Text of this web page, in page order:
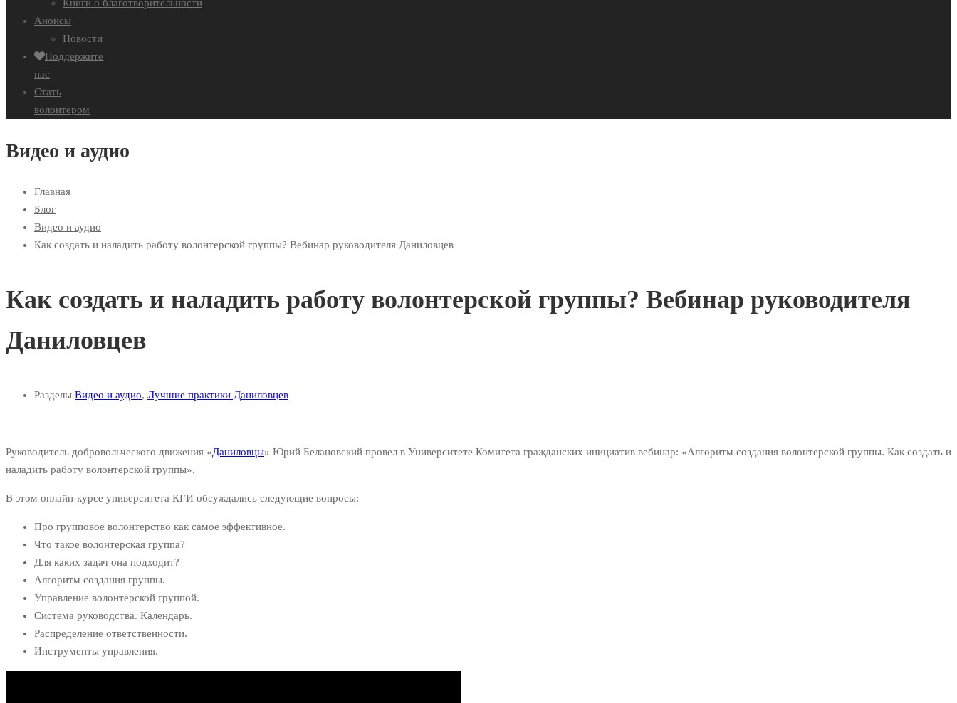
Книги о благотворительности
Анонсы
Новости
Поддержите
нас
Стать
волонтером
Видео и аудио
Главная
Блог
Видео и аудио
Как создать и наладить работу волонтерской группы? Вебинар руководителя Даниловцев
Как создать и наладить работу волонтерской группы? Вебинар руководителя
Даниловцев
Разделы Видео и аудио, Лучшие практики Даниловцев
Руководитель добровольческого движения «Даниловцы» Юрий Белановский провел в Университете Комитета гражданских инициатив вебинар: «Алгоритм создания волонтерской группы. Как создать и
наладить работу волонтерской группы».
В этом онлайн-курсе университета КГИ обсуждались следующие вопросы:
Про групповое волонтерство как самое эффективное.
Что такое волонтерская группа?
Для каких задач она подходит?
Алгоритм создания группы.
Управление волонтерской группой.
Система руководства. Календарь.
Распределение ответственности.
Инструменты управления.